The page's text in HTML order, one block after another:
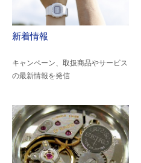
新着情報
キャンペーン、取扱商品やサービス
の最新情報を発信